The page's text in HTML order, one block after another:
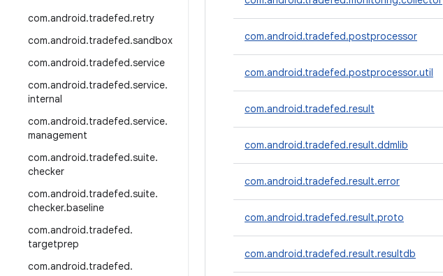
com.android.tradefed.retry
com.android.tradefed.sandbox
com.android.tradefed.service
com.android.tradefed.service.
internal
com.android.tradefed.service.
management
com.android.tradefed.suite.
checker
com.android.tradefed.suite.
checker.baseline
com.android.tradefed.
targetprep
com.android.tradefed.
com.android.tradefed.postprocessor
com.android.tradefed.postprocessor.util
com.android.tradefed.result
com.android.tradefed.result.ddmlib
com.android.tradefed.result.error
com.android.tradefed.result.proto
com.android.tradefed.result.resultdb